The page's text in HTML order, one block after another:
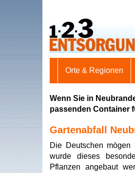
Orte & Regionen
Wenn Sie in
passenden Container
Gartenabfall
Die Deutschen
wurde dieses
Pflanzen angebaut